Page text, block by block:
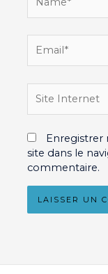
Internet
site dans le
commentaire.